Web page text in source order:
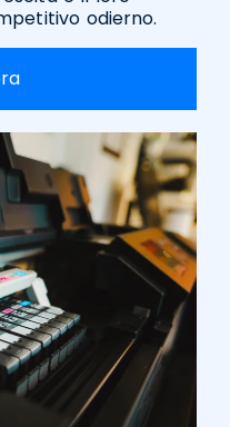
odierno.